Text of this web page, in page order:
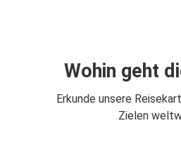
Wohin geht
Erkunde unsere
Zielen